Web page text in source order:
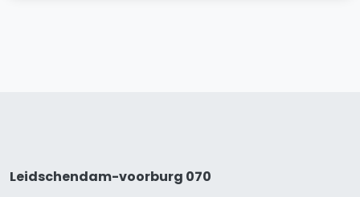
Leidschendam-voorburg 070